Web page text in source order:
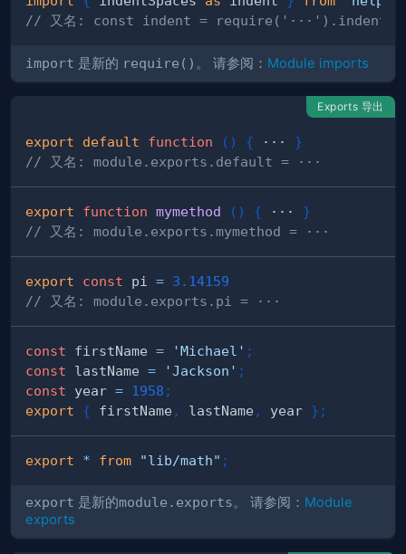
// 又名: const indent =
import 是新的 require() 。 请参阅： Module imports
Exports 导出
export default function ( ) { ··· }
// 又名: module.exports.default = ···
export function mymethod ( ) { ··· }
// 又名: module.exports.mymethod = ···
export const pi = 3.14159
// 又名: module.exports.pi = ···
const firstName = 'Michael' ;
const lastName = 'Jackson' ;
const year = 1958 ;
export
{ firstName , lastName , year } ;
export * from "lib/math" ;
export 是新的module.exports。 请参阅： Module
exports